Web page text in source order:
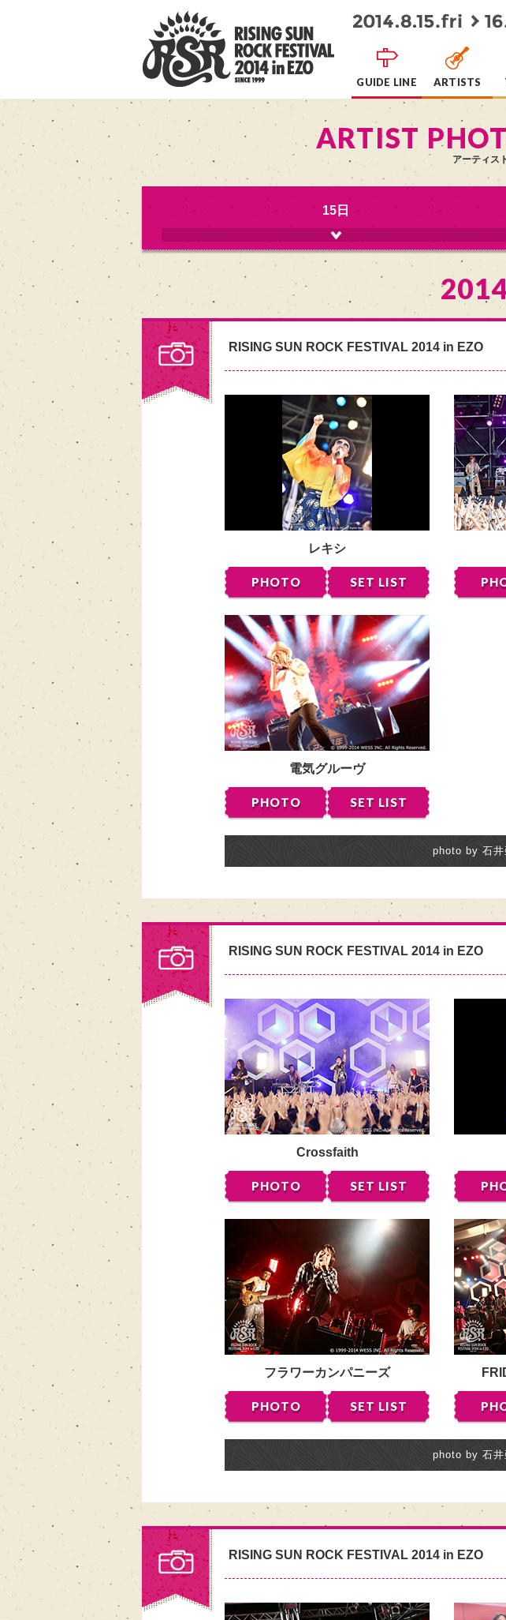
GUIDE LINE ARTISTS
ARTIST
アーティス
15日
RISING SUN ROCK FESTIVAL 2014 in EZO
レキシ
PHOTO SET LIST
電気グルーヴ
PHOTO SET LIST
photo by 石井
RISING SUN ROCK FESTIVAL 2014 in EZO
Crossfaith
PHOTO SET LIST
フラワーカンパニーズ
PHOTO SET LIST
photo by 石井
RISING SUN ROCK FESTIVAL 2014 in EZO